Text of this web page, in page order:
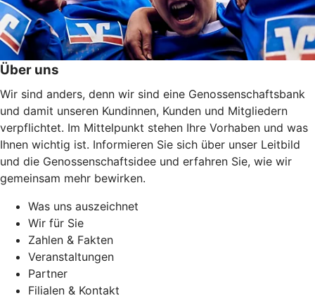
Über uns
Wir sind anders, denn wir sind eine Genossenschaftsbank
und damit unseren Kundinnen, Kunden und Mitgliedern
verpflichtet. Im Mittelpunkt stehen Ihre Vorhaben und was
Ihnen wichtig ist. Informieren Sie sich über unser Leitbild
und die Genossenschaftsidee und erfahren Sie, wie wir
gemeinsam mehr bewirken.
Was uns auszeichnet
Wir für Sie
Zahlen & Fakten
Veranstaltungen
Partner
Filialen & Kontakt